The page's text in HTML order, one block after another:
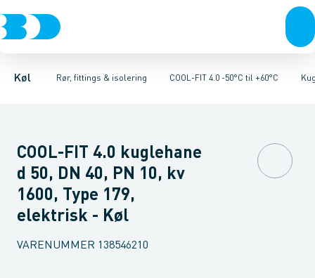
Køl Rør, fittings & isolering
KompressorerKondenseringsaggregaterFordampere
COOL-FIT 4.0 -50°C til +60°C
Kølekobberrør, fittings & tilbehørCOOL-FIT 2.0 0°C til +60°C
Rør 4.0 Bøjninger 90gr. 4.0Bøjninger 45gr. 4.0Vinkler 90gr. 4.0
COOL-FIT 4.0 kuglehane
d 50, DN 40, PN 10, kv
1600, Type 179,
elektrisk - Køl
VARENUMMER 138546210